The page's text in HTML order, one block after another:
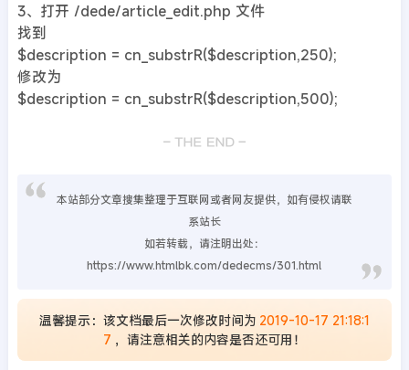
3、打开 /dede/article_edit.php 文件
找到
$description = cn_substrR($description,250);
修改为
$description = cn_substrR($description,500);
本站部分文章搜集整理于互联网或者网友提供，如有侵权请联
系站长
如若转载，请注明出处：
https://www.htmlbk.com/dedecms/301.html
温馨提示：该文档最后一次修改时间为 2019-10-17 21:18:1
7 ，请注意相关的内容是否还可用！